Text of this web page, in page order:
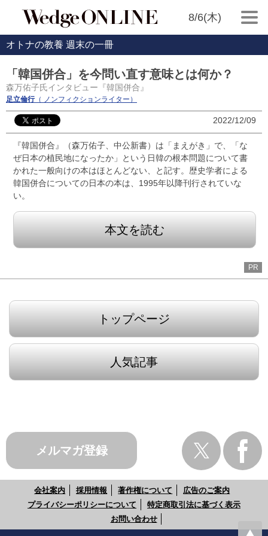
8/6(木)
オトナの教養 週末の一冊
「韓国併合」を今問い直す意味とは何か？
森万佑子氏インタビュー『韓国併合』
足立倫行（ ノンフィクションライター）
2022/12/09
『韓国併合』（森万佑子、中公新書）は「まえがき」で、「な
ぜ日本の植民地になったか」という日韓の根本問題について書
かれた一般向けの本はほとんどない、と記す。歴史学者による
韓国併合についての日本の本は、1995年以降刊行されていな
い。
本文を読む
PR
トップページ
人気記事
メルマガ登録
会社案内 採用情報 著作権について
広告のご案内
プライバシーポリシーについて
特定商取引法に基づく表示
お問い合わせ